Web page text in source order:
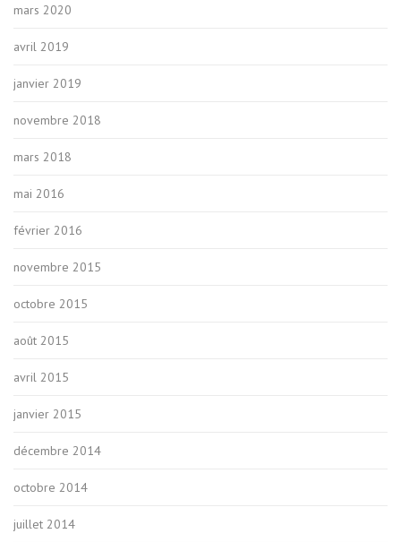
mars 2020
avril 2019
janvier 2019
novembre 2018
mars 2018
mai 2016
février 2016
novembre 2015
octobre 2015
août 2015
avril 2015
janvier 2015
décembre 2014
octobre 2014
juillet 2014